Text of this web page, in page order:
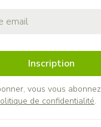
Inscription
vous vous
de confidentialité.